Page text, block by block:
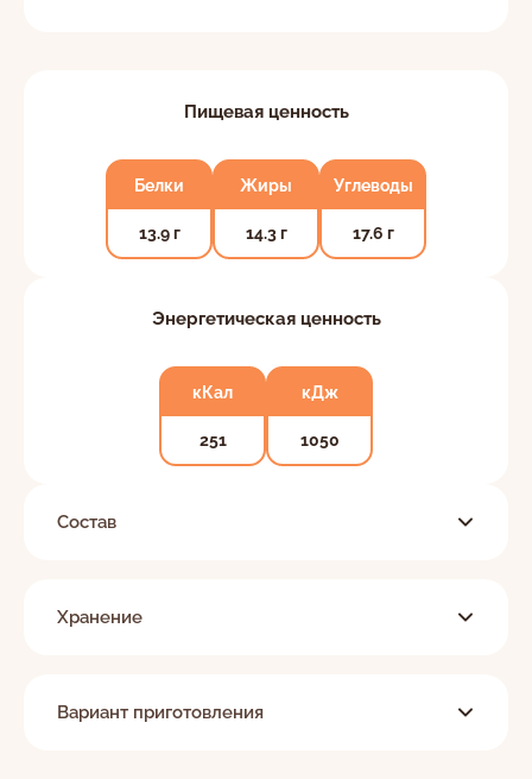
Пищевая ценность
Белки
13.9 г
Жиры
14.3 г
Углеводы
17.6 г
Энергетическая ценность
кКал
251
кДж
1050
Состав
Хранение
Вариант приготовления